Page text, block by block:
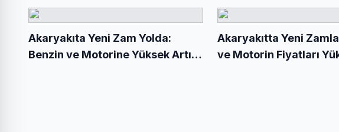
Akaryakıta Yeni Zam Yolda:
Benzin ve Motorine Yüksek Artış
Akaryakıtta Yeni
ve Motorin Fiyatları